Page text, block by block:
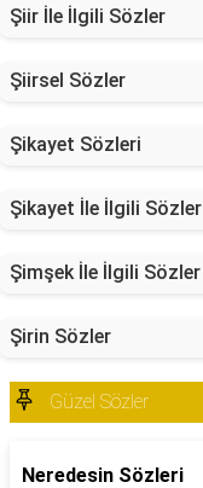
Şiir İle İlgili Sözler
Şiirsel Sözler
Şikayet Sözleri
Şikayet İle İlgili Sözler
Şimşek İle İlgili Sözler
Şirin Sözler
Güzel Sözler
Neredesin Sözleri